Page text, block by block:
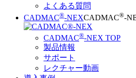
よくある質問
CADMAC®-NEXCADMAC®-
CADMAC®-NEX TOP
製品情報
サポート
レクチャー動画